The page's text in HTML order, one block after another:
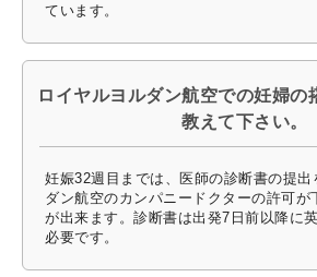
ています。
ロイヤルヨルダン航空での妊婦の
教えて下さい。
妊娠32週目までは、医師の診断書の提
ダン航空のカンパニードクターの許可が
が出来ます。診断書は出発7日前以降に
必要です。